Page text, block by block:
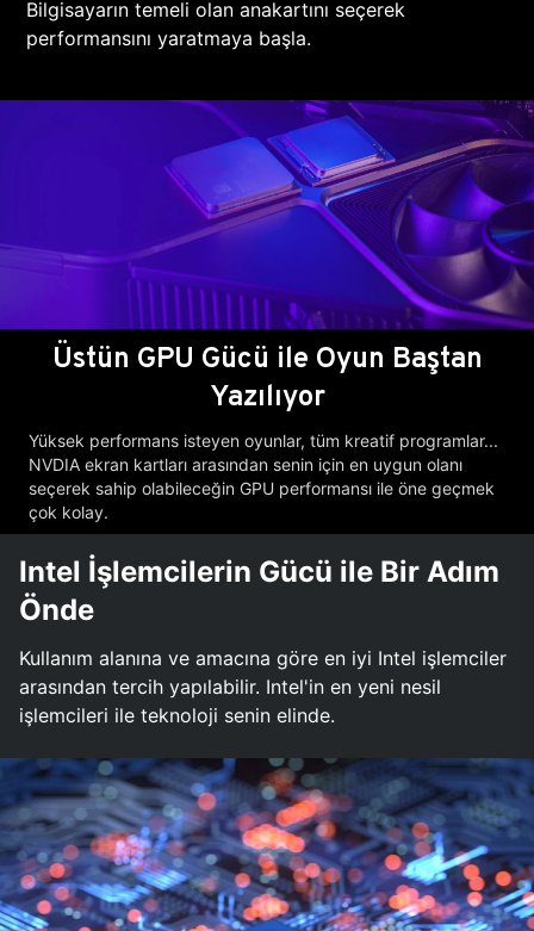
Bilgisayarın temeli olan anakartını seçerek
performansını yaratmaya başla.
Üstün GPU Gücü ile Oyun Baştan
Yazılıyor
Yüksek performans isteyen oyunlar, tüm kreatif programlar...
NVDIA ekran kartları arasından senin için en uygun olanı
seçerek sahip olabileceğin GPU performansı ile öne geçmek
çok kolay.
Intel İşlemcilerin Gücü ile Bir Adım
Önde
Kullanım alanına ve amacına göre en iyi Intel işlemciler
arasından tercih yapılabilir. Intel'in en yeni nesil
işlemcileri ile teknoloji senin elinde.